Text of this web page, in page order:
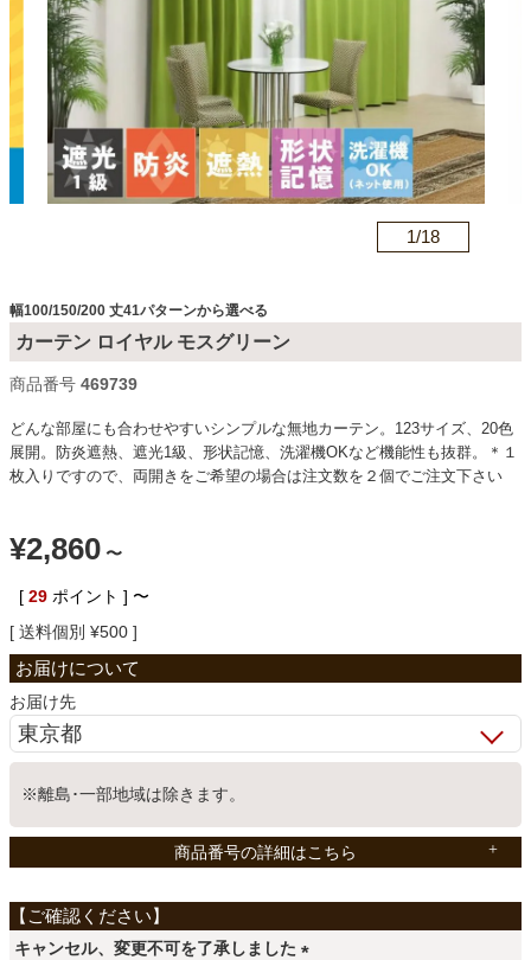
カテゴリから探す
ソファ
ダイニングテーブル・セット
椅子・チェア
収納家具
学習机
ホームオフィス
こたつ
1/18
幅100/150/200 丈41パターンから選べる
カーテン ロイヤル モスグリーン
商品番号 c469739
どんな部屋にも合わせやすいシンプルな無地カーテン。123サイズ、20色
展開。防炎遮熱、遮光1級、形状記憶、洗濯機OKなど機能性も抜群。＊１
枚入りですので、両開きをご希望の場合は注文数を２個でご注文下さい
¥2,860 〜
[ 29 ポイント ] 〜
送料個別 ¥500
お届け先
※離島･一部地域は除きます。
商品番号の詳細はこちら
キャンセル、変更不可を了承しました